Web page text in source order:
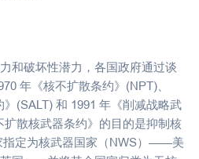
和破坏性潜力，各国政府通过谈
年《核不扩散条约》(NPT)、
(SALT) 和 1991 年《削减战略武
散核武器条约》的目的是抑制核
指定为核武器国家（NWS）——美